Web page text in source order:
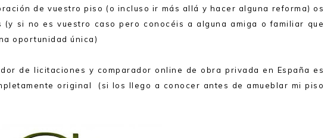
de vuestro piso (o incluso ir más allá y hacer alguna reforma) os
si no es vuestro caso pero conocéis a alguna amiga o familiar que
oportunidad única)
de licitaciones y comparador online de obra privada en España es
original (si los llego a conocer antes de amueblar mi piso